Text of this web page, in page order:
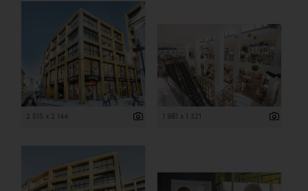
2 515 x 2 144 1 981 x 1 321